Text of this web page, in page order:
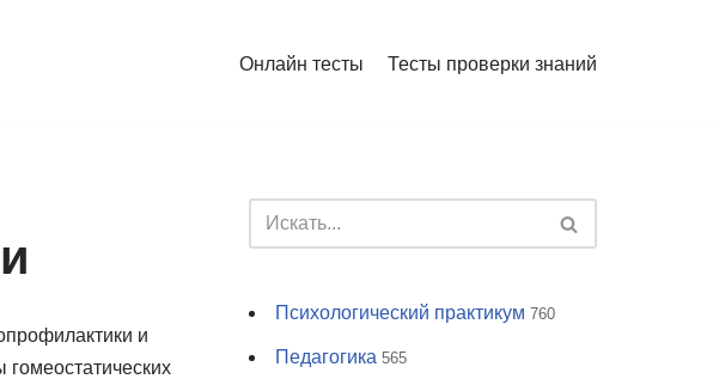
Онлайн тесты Тесты проверки знаний
и
Психологический практикум 760
Педагогика 565